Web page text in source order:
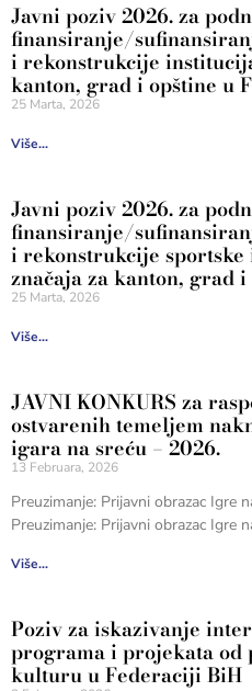
Javni poziv 2026. za
finansiranje/
i rekonstrukcije
kanton, grad i opštine u
25 Marta, 2026
Više...
Javni poziv 2026. za
finansiranje/
i rekonstrukcije
značaja za kanton, grad
25 Marta, 2026
Više...
JAVNI KONKURS za
ostvarenih temeljem
igara na sreću – 2026.
13 Februara, 2026
Preuzimanje: Prijavni obrazac Igre
Preuzimanje: Prijavni obrazac Igre
Više...
Poziv za iskazivanje
programa i projekata od
kulturu u Federaciji BiH